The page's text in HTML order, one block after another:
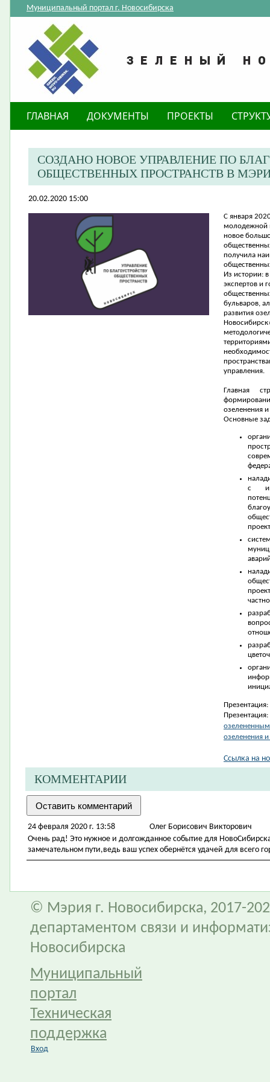
Муниципальный портал г. Новосибирска
ГЛАВНАЯ ДОКУМЕНТЫ ПРОЕКТЫ
СОЗДАНО НОВОЕ УПРАВЛЕНИЕ ПО
ОБЩЕСТВЕННЫХ ПРОСТРАНСТВ В
20.02.2020 15:00
​С января
молодежной
новое
получила
Из истории:
экспертов и
бульваров,
развития
управления.
Главная
озеленения
Основные
с
Презентация:
Презентация:
озеленения
Ссылка на
КОММЕНТАРИИ
24 февраля 2020 г. 13:58
Олег Борисович Викторович
Очень рад! Это нужное и долгожданное событие для
замечательном пути,ведь ваш успех обернётся удачей для всего
© Мэрия г. Новосибирска, 2017-
департаментом связи и
Новосибирска
Муниципальный
портал
Техническая
поддержка
Вход